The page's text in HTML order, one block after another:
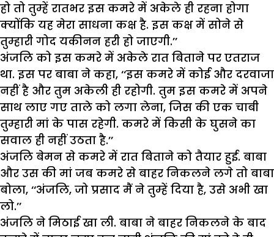
हो तो तुम्हें रातभर इस कमरे में अकेले ही रहना होगा
क्योंकि यह मेरा साधना कक्ष है. इस कक्ष में सोने से
तुम्हारी गोद यकीनन हरी हो जाएगी.’’
अंजलि को इस कमरे में अकेले रात बिताने पर एतराज
था. इस पर बाबा ने कहा, ‘‘इस कमरे में कोई और दरवाजा
नहीं है और तुम अकेली ही रहोगी. तुम इस कमरे में अपने
साथ लाए गए ताले को लगा लेना, जिस की एक चाबी
तुम्हारी मां के पास रहेगी. कमरे में किसी के घुसने का
सवाल ही नहीं उठता है.’’
अंजलि बेमन से कमरे में रात बिताने को तैयार हुई. बाबा
और उस की मां जब कमरे से बाहर निकलने लगे तो बाबा
बोला, ‘‘अंजलि, जो प्रसाद मैं ने तुम्हें दिया है, उसे अभी खा
लो.’’
अंजलि ने मिठाई खा ली. बाबा ने बाहर निकलने के बाद